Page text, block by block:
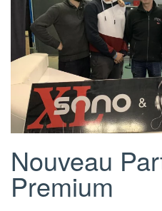
Nouveau
Premium